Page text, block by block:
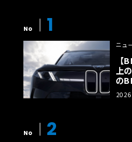
No 1
ニュ
【
上
の
様
No 2